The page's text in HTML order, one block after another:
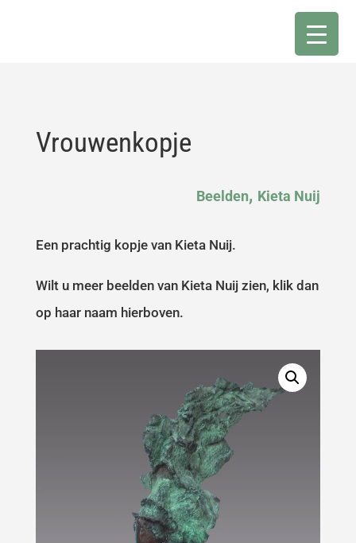
Vrouwenkopje
Beelden, Kieta Nuij
Een prachtig kopje van Kieta Nuij.
Wilt u meer beelden van Kieta Nuij zien, klik dan
op haar naam hierboven.